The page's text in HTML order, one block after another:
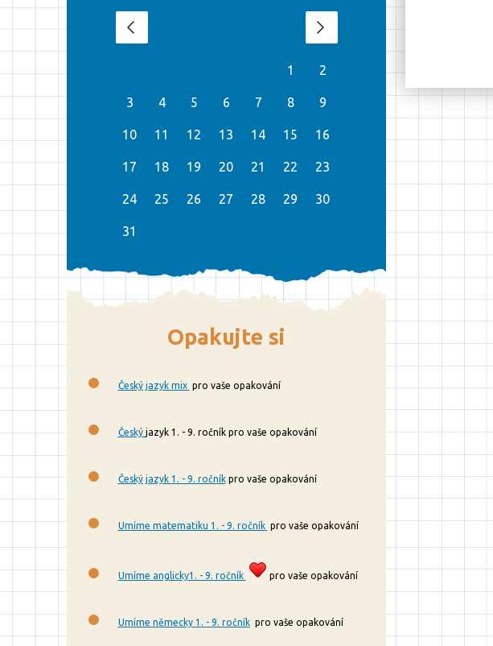
1 2
3 4 5 6 7 8 9
10 11 12 13 14 15 16
17 18 19 20 21 22 23
24 25 26 27 28 29 30
31
Opakujte si
Český jazyk mix pro vaše opakování
Český jazyk 1. - 9. ročník pro vaše opakování
Český jazyk 1. - 9. ročníkpro vaše opakování
Umíme matematiku 1. - 9. ročník pro vaše opakování
Umíme anglicky1. - 9. ročník pro vaše opakování
Umíme německy 1. - 9. ročníkpro vaše opakování